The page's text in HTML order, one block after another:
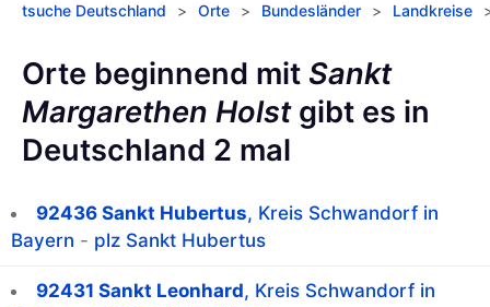
tsuche Deutschland > Orte > Bundesländer > Landkreise
Orte beginnend mit Sankt
Margarethen Holstgibt es in
Deutschland 2 mal
92436 Sankt Hubertus, Kreis Schwandorf in
Bayern - plz Sankt Hubertus
92431 Sankt Leonhard, Kreis Schwandorf in